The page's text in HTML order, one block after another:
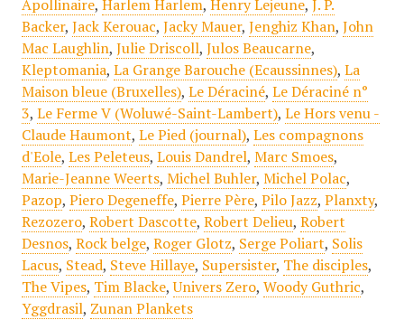
Apollinaire, Harlem Harlem, Henry Lejeune, J. P.
Backer, Jack Kerouac, Jacky Mauer, Jenghiz Khan, John
Mac Laughlin, Julie Driscoll, Julos Beaucarne,
Kleptomania, La Grange Barouche (Ecaussinnes), La
Maison bleue (Bruxelles), Le Déraciné, Le Déraciné n°
3, Le Ferme V (Woluwé-Saint-Lambert), Le Hors venu -
Claude Haumont, Le Pied (journal), Les compagnons
d'Eole, Les Peleteus, Louis Dandrel, Marc Smoes,
Marie-Jeanne Weerts, Michel Buhler, Michel Polac,
Pazop, Piero Degeneffe, Pierre Père, Pilo Jazz, Planxty,
Rezozero, Robert Dascotte, Robert Delieu, Robert
Desnos, Rock belge, Roger Glotz, Serge Poliart, Solis
Lacus, Stead, Steve Hillaye, Supersister, The disciples,
The Vipes, Tim Blacke,Univers Zero, Woody Guthric,
Yggdrasil, Zunan Plankets